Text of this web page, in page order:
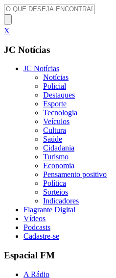
X
JC Notícias
JC Notícias
Notícias
Policial
Destaques
Esporte
Tecnologia
Veículos
Cultura
Saúde
Cidadania
Turismo
Economia
Pensamento positivo
Política
Sorteios
Indicadores
Flagrante Digital
Vídeos
Podcasts
Cadastre-se
Espacial FM
A Rádio